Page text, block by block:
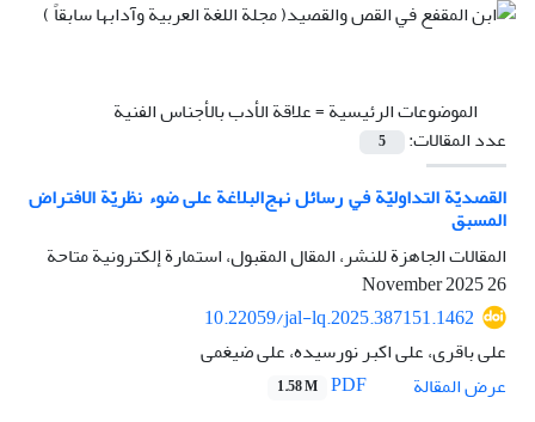
الموضوعات الرئيسية =علاقة الأدب بالأجناس الفنية
عدد المقالات:
5
القصديّة التداوليّة في رسائل نهج‌البلاغة على ضوء نظريّة الافتراض
المسبق
المقالات الجاهزة للنشر، المقال المقبول، استمارة إلكترونية متاحة
26 November 2025
10.22059/jal-lq.2025.387151.1462
علی باقری، علی اکبر نورسیده، علی ضیغمی
عرض المقالة
1.58 M